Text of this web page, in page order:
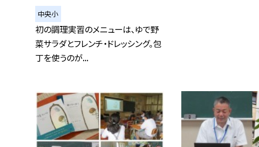
中央小
初の調理実習のメニューは、ゆで野
菜サラダとフレンチ・ドレッシング。包
丁を使うのが...